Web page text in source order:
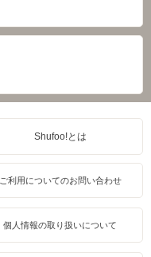
Shufoo!とは
ご利用についてのお問い合わせ
個人情報の取り扱いについて